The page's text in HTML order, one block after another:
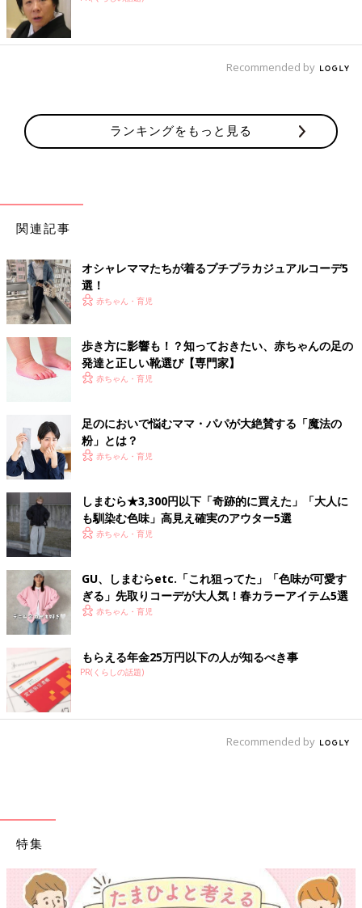
Recommended by
ランキングをもっと見る
関連記事
オシャレママたちが着るプチプラカジュアルコーデ5
選！
赤ちゃん・育児
歩き方に影響も！？知っておきたい、赤ちゃんの足の
発達と正しい靴選び【専門家】
赤ちゃん・育児
足のにおいで悩むママ・パパが大絶賛する「魔法の
粉」とは？
赤ちゃん・育児
しまむら★3,300円以下「奇跡的に買えた」「大人に
も馴染む色味」高見え確実のアウター5選
赤ちゃん・育児
GU、しまむらetc.「これ狙ってた」「色味が可愛す
ぎる」先取りコーデが大人気！春カラーアイテム5選
赤ちゃん・育児
もらえる年金25万円以下の人が知るべき事
PR(くらしの話題)
Recommended by
特集
【ワクチン接種できるものも】妊婦の感染症対策、知っておいて！